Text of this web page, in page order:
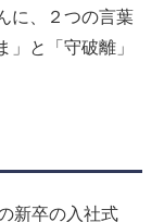
に、２つの言葉
」と「守破離」
新卒の入社式